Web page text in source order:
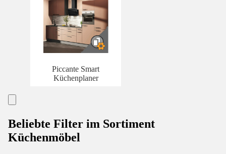
Piccante Smart
Küchenplaner
Beliebte Filter im Sortiment
Küchenmöbel